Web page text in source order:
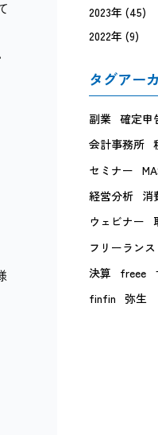
2023年 (45)
2022年 (9)
タグアー
副業 確定申
会計事務所
セミナー
経営分析
消
ウェビナー
フリーランス
決算
freee
finfin
弥生